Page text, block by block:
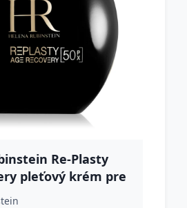
Re-Plasty
pleťový krém pre